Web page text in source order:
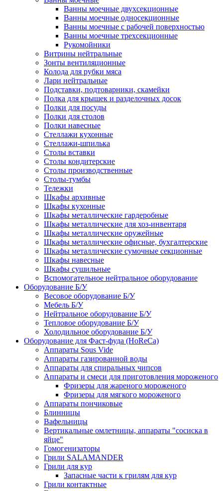
Ванны моечные двухсекционные
Ванны моечные односекционные
Ванны моечные с рабочей поверхностью
Ванны моечные трехсекционные
Рукомойники
Витрины нейтральные
Зонты вентиляционные
Колода для рубки мяса
Лари нейтральные
Подставки, подтоварники, скамейки
Полка для крышек и разделочных досок
Полки для посуды
Полки для столов
Полки навесные
Стеллажи кухонные
Стеллажи-шпилька
Столы вставки
Столы кондитерские
Столы производственные
Столы-тумбы
Тележки
Шкафы архивные
Шкафы кухонные
Шкафы металлические гардеробные
Шкафы металлические для хоз-инвентаря
Шкафы металлические оружейные
Шкафы металлические офисные, бухгалтерские
Шкафы металлические сумочные секционные
Шкафы навесные
Шкафы сушильные
Вспомогательное нейтральное оборудование
Оборудование Б/У
Весовое оборудование Б/У
Мебель Б/У
Нейтральное оборудование Б/У
Тепловое оборудование Б/У
Холодильное оборудование Б/У
Оборудование для Фаст-фуда (HoReCa)
Аппараты Sous Vide
Аппараты газированной воды
Аппараты для спиральных чипсов
Аппараты и смеси для приготовления мороженого
Фризеры для жареного мороженого
Фризеры для мягкого мороженого
Аппараты пончиковые
Блинницы
Вафельницы
Вертикальные омлетницы, аппараты "сосиска в
яйце"
Гомогенизаторы
Грили SALAMANDER
Грили для кур
Запасные части к грилям для кур
Грили контактные